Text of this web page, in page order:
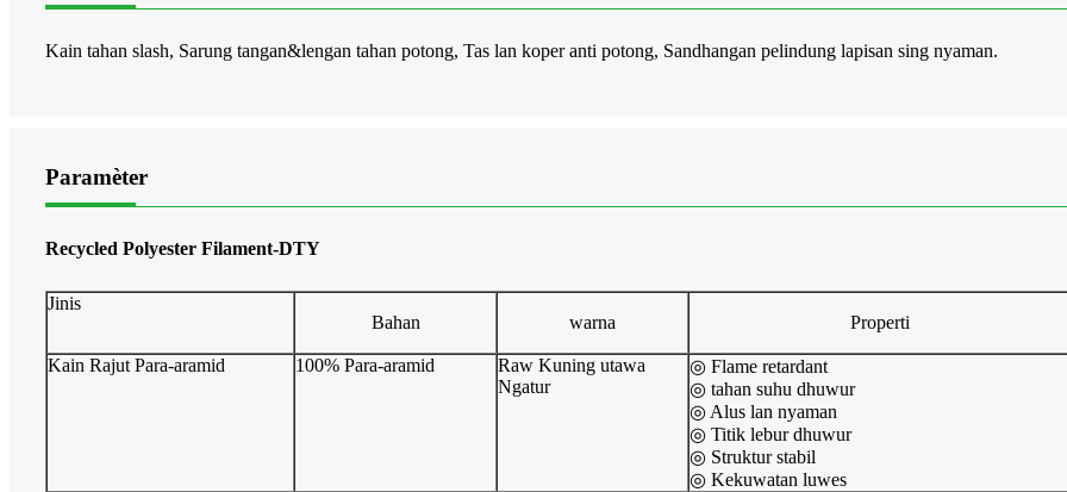
Kain tahan slash, Sarung tangan&lengan tahan potong, Tas lan koper anti potong, Sandhangan pelindung lapisan sing nyaman.
Paramèter
Recycled Polyester Filament-DTY
Jinis
Bahan
warna Properti
Kain Rajut Para-aramid 100% Para-aramid
Raw Kuning utawa
Ngatur
◎ Flame retardant
◎ tahan suhu dhuwur
◎ Alus lan nyaman
◎ Titik lebur dhuwur
◎ Struktur stabil
◎ Kekuwatan luwes